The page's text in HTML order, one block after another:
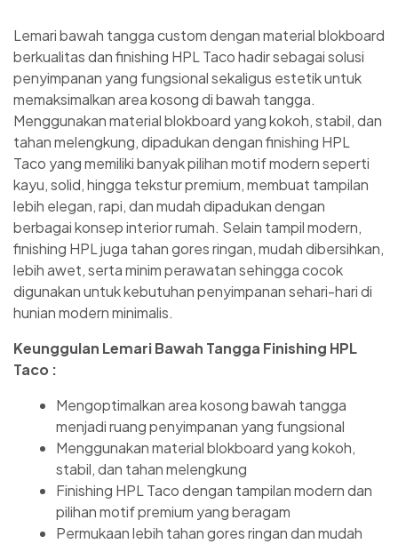
Lemari bawah tangga custom dengan material blokboard
berkualitas dan finishing HPL Taco hadir sebagai solusi
penyimpanan yang fungsional sekaligus estetik untuk
memaksimalkan area kosong di bawah tangga.
Menggunakan material blokboard yang kokoh, stabil, dan
tahan melengkung, dipadukan dengan finishing HPL
Taco yang memiliki banyak pilihan motif modern seperti
kayu, solid, hingga tekstur premium, membuat tampilan
lebih elegan, rapi, dan mudah dipadukan dengan
berbagai konsep interior rumah. Selain tampil modern,
finishing HPL juga tahan gores ringan, mudah dibersihkan,
lebih awet, serta minim perawatan sehingga cocok
digunakan untuk kebutuhan penyimpanan sehari-hari di
hunian modern minimalis.
Keunggulan Lemari Bawah Tangga Finishing HPL
Taco :
Mengoptimalkan area kosong bawah tangga
menjadi ruang penyimpanan yang fungsional
Menggunakan material blokboard yang kokoh,
stabil, dan tahan melengkung
Finishing HPL Taco dengan tampilan modern dan
pilihan motif premium yang beragam
Permukaan lebih tahan gores ringan dan mudah